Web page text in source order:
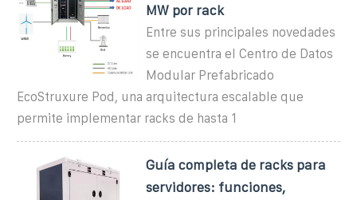
MW por rack
Entre sus principales novedades
se encuentra el Centro de Datos
Modular Prefabricado
EcoStruxure Pod, una arquitectura escalable que
permite implementar racks de hasta 1
Guía completa de racks para
servidores: funciones,